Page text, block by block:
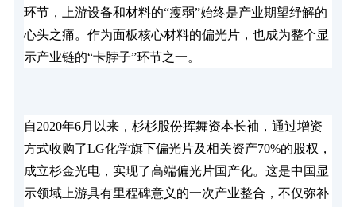
环节，上游设备和材料的“瘦弱”始终是产业期望纾解的
心头之痛。作为面板核心材料的偏光片，也成为整个显
示产业链的“卡脖子”环节之一。
自2020年6月以来，杉杉股份挥舞资本长袖，通过增资
方式收购了LG化学旗下偏光片及相关资产70%的股权，
成立杉金光电，实现了高端偏光片国产化。这是中国显
示领域上游具有里程碑意义的一次产业整合，不仅弥补